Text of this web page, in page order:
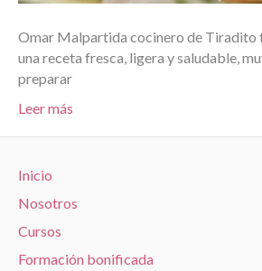
Omar Malpartida cocinero de Tiradito
una receta fresca, ligera y saludable,
preparar
Leer más
Inicio
Nosotros
Cursos
Formación bonificada